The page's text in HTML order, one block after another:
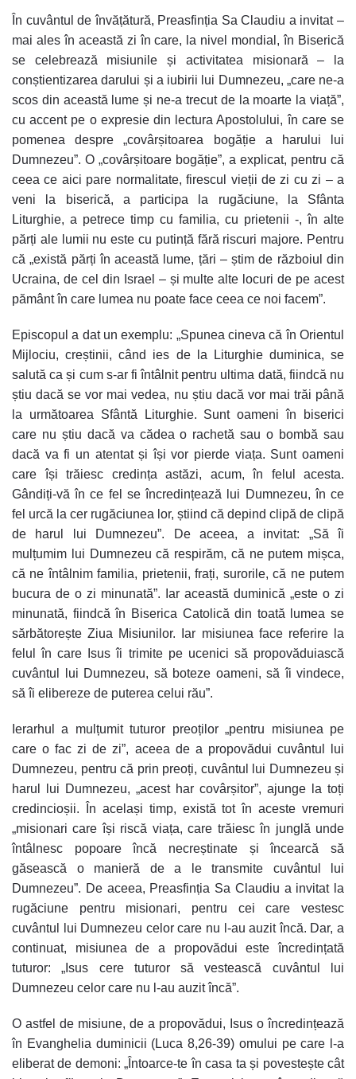
În cuvântul de învățătură, Preasfinția Sa Claudiu a invitat –
mai ales în această zi în care, la nivel mondial, în Biserică
se celebrează misiunile și activitatea misionară – la
conștientizarea darului și a iubirii lui Dumnezeu, „care ne-a
scos din această lume și ne-a trecut de la moarte la viață”,
cu accent pe o expresie din lectura Apostolului, în care se
pomenea despre „covârșitoarea bogăție a harului lui
Dumnezeu”. O „covârșitoare bogăție”, a explicat, pentru că
ceea ce aici pare normalitate, firescul vieții de zi cu zi – a
veni la biserică, a participa la rugăciune, la Sfânta
Liturghie, a petrece timp cu familia, cu prietenii -, în alte
părți ale lumii nu este cu putință fără riscuri majore. Pentru
că „există părți în această lume, țări – știm de războiul din
Ucraina, de cel din Israel – și multe alte locuri de pe acest
pământ în care lumea nu poate face ceea ce noi facem”.
Episcopul a dat un exemplu: „Spunea cineva că în Orientul
Mijlociu, creștinii, când ies de la Liturghie duminica, se
salută ca și cum s-ar fi întâlnit pentru ultima dată, fiindcă nu
știu dacă se vor mai vedea, nu știu dacă vor mai trăi până
la următoarea Sfântă Liturghie. Sunt oameni în biserici
care nu știu dacă va cădea o rachetă sau o bombă sau
dacă va fi un atentat și își vor pierde viața. Sunt oameni
care își trăiesc credința astăzi, acum, în felul acesta.
Gândiți-vă în ce fel se încredințează lui Dumnezeu, în ce
fel urcă la cer rugăciunea lor, știind că depind clipă de clipă
de harul lui Dumnezeu”. De aceea, a invitat: „Să îi
mulțumim lui Dumnezeu că respirăm, că ne putem mișca,
că ne întâlnim familia, prietenii, frați, surorile, că ne putem
bucura de o zi minunată”. Iar această duminică „este o zi
minunată, fiindcă în Biserica Catolică din toată lumea se
sărbătorește Ziua Misiunilor. Iar misiunea face referire la
felul în care Isus îi trimite pe ucenici să propovăduiască
cuvântul lui Dumnezeu, să boteze oameni, să îi vindece,
să îi elibereze de puterea celui rău”.
Ierarhul a mulțumit tuturor preoților „pentru misiunea pe
care o fac zi de zi”, aceea de a propovădui cuvântul lui
Dumnezeu, pentru că prin preoți, cuvântul lui Dumnezeu și
harul lui Dumnezeu, „acest har covârșitor”, ajunge la toți
credincioșii. În același timp, există tot în aceste vremuri
„misionari care își riscă viața, care trăiesc în junglă unde
întâlnesc popoare încă necreștinate și încearcă să
găsească o manieră de a le transmite cuvântul lui
Dumnezeu”. De aceea, Preasfinția Sa Claudiu a invitat la
rugăciune pentru misionari, pentru cei care vestesc
cuvântul lui Dumnezeu celor care nu l-au auzit încă. Dar, a
continuat, misiunea de a propovădui este încredințată
tuturor: „Isus cere tuturor să vestească cuvântul lui
Dumnezeu celor care nu l-au auzit încă”.
O astfel de misiune, de a propovădui, Isus o încredințează
în Evanghelia duminicii (Luca 8,26-39) omului pe care l-a
eliberat de demoni: „Întoarce-te în casa ta și povestește cât